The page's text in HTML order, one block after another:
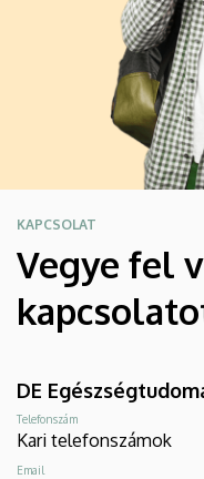
KAPCSOLAT
Vegye fel
DE
Telefonszám
Kari telefonszámok
Email